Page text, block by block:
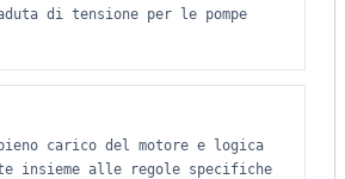
di tensione per le pompe
carico del motore e logica
insieme alle regole specifiche